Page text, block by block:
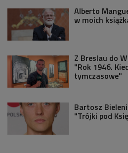
Alberto
w moich
Z Breslau do
"Rok 1946.
tymczasowe"
Bartosz
"Trójki pod